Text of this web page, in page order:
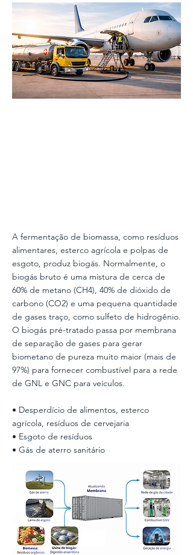
A fermentação de biomassa, como resíduos
alimentares, esterco agrícola e polpas de
esgoto, produz biogás. Normalmente, o
biogás bruto é uma mistura de cerca de
60% de metano (CH4), 40% de dióxido de
carbono (CO2) e uma pequena quantidade
de gases traço, como sulfeto de hidrogênio.
O biogás pré-tratado passa por membrana
de separação de gases para gerar
biometano de pureza muito maior (mais de
97%) para fornecer combustível para a rede
de GNL e GNC para veículos.
• Desperdício de alimentos, esterco
agrícola, resíduos de cervejaria
• Esgoto de resíduos
• Gás de aterro sanitário